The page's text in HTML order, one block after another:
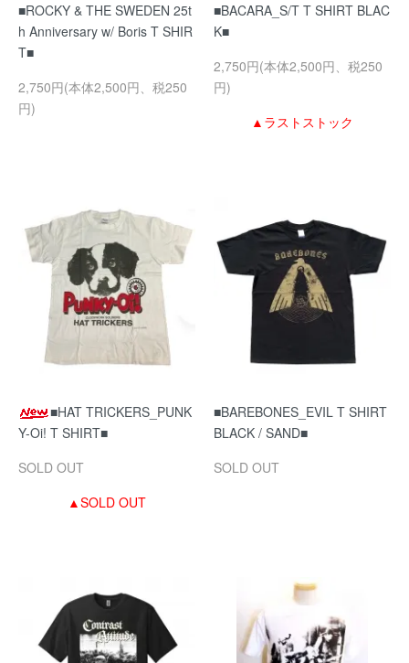
■ROCKY & THE SWEDEN 25t
h Anniversary w/ Boris T SHIR
T■
2,750円(本体2,500円、税250
円)
■BACARA_S/T T SHIRT BLAC
K■
2,750円(本体2,500円、税250
円)
▲ラストストック
■HAT TRICKERS_PUNK
Y-Oi! T SHIRT■
SOLD OUT
▲SOLD OUT
■BAREBONES_EVIL T SHIRT
BLACK / SAND■
SOLD OUT